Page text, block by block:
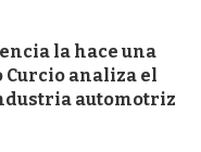
la hace una
analiza el
automotriz